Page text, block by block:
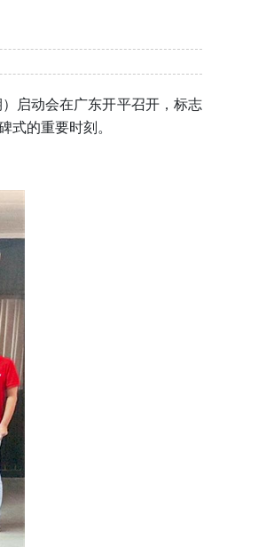
启动会在广东开平召开，标志
的重要时刻。